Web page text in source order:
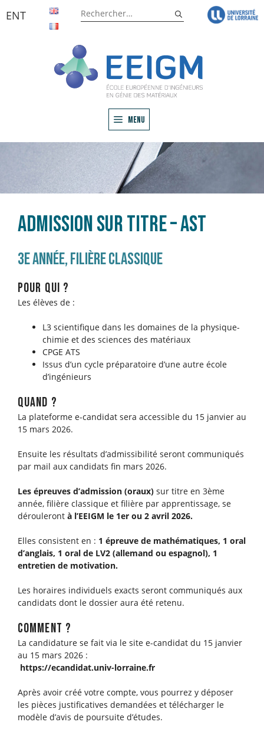
auENT Rechercher :
Menu
ADMISSION SUR TITRE – AST
3e année, filière classique
pour qui ?
Les élèves de :
L3 scientifique dans les domaines de la physique-
chimie et des sciences des matériaux
CPGE ATS
Issus d’un cycle préparatoire d’une autre école
d’ingénieurs
quand ?
La plateforme e-candidat sera accessible du 15 janvier au
15 mars 2026.
Ensuite les résultats d’admissibilité seront communiqués
par mail aux candidats fin mars 2026.
Les épreuves d’admission (oraux) sur titre en 3ème
année, filière classique et filière par apprentissage, se
dérouleront à l’EEIGM le 1er ou 2 avril 2026.
Elles consistent en : 1 épreuve de mathématiques, 1 oral
d’anglais, 1 oral de LV2 (allemand ou espagnol), 1
entretien de motivation.
Les horaires individuels exacts seront communiqués aux
candidats dont le dossier aura été retenu.
comment ?
La candidature se fait via le site e-candidat du 15 janvier
au 15 mars 2026 :
https://ecandidat.univ-lorraine.fr
Après avoir créé votre compte, vous pourrez y déposer
les pièces justificatives demandées et télécharger le
modèle d’avis de poursuite d’études.